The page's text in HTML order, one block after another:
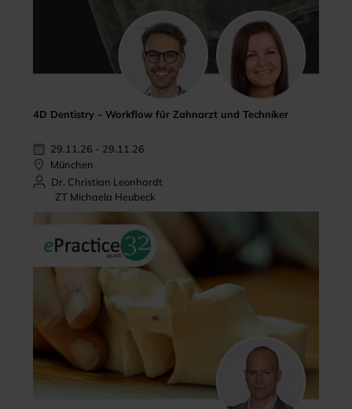
4D Dentistry - Workflow für Zahnarzt und Techniker
29.11.26 - 29.11.26
München
Dr. Christian Leonhardt
ZT Michaela Heubeck